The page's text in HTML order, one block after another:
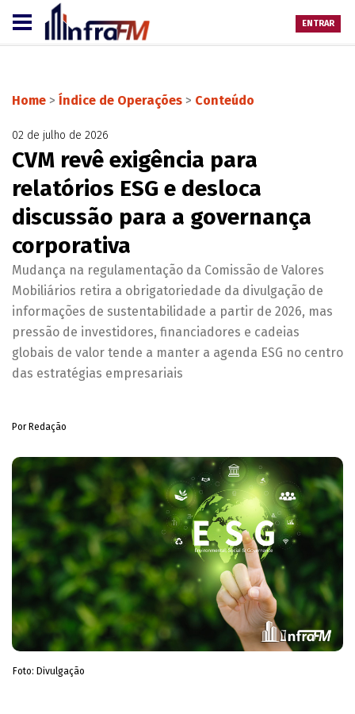
ENTRAR
Home > Índice de Operações > Conteúdo
02 de julho de 2026
CVM revê exigência para
relatórios ESG e desloca
discussão para a governança
corporativa
Mudança na regulamentação da Comissão de Valores
Mobiliários retira a obrigatoriedade da divulgação de
informações de sustentabilidade a partir de 2026, mas
pressão de investidores, financiadores e cadeias
globais de valor tende a manter a agenda ESG no centro
das estratégias empresariais
Por Redação
Foto: Divulgação